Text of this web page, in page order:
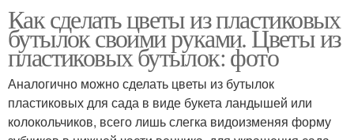
Как сделать цветы из пластиковых
бутылок своими руками. Цветы из
пластиковых бутылок: фото
Аналогично можно сделать цветы из бутылок
пластиковых для сада в виде букета ландышей или
колокольчиков, всего лишь слегка видоизменяя форму